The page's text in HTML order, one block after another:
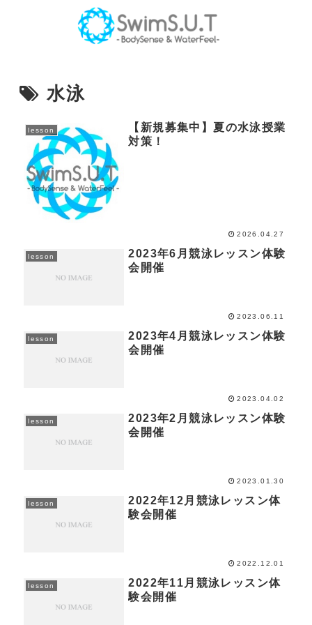
水泳
lesson
【新規募集中】夏の水泳授業
対策！
2026.04.27
lesson
2023年6月競泳レッスン体験
会開催
2023.06.11
lesson
2023年4月競泳レッスン体験
会開催
2023.04.02
lesson
2023年2月競泳レッスン体験
会開催
2023.01.30
lesson
2022年12月競泳レッスン体
験会開催
2022.12.01
lesson
2022年11月競泳レッスン体
験会開催